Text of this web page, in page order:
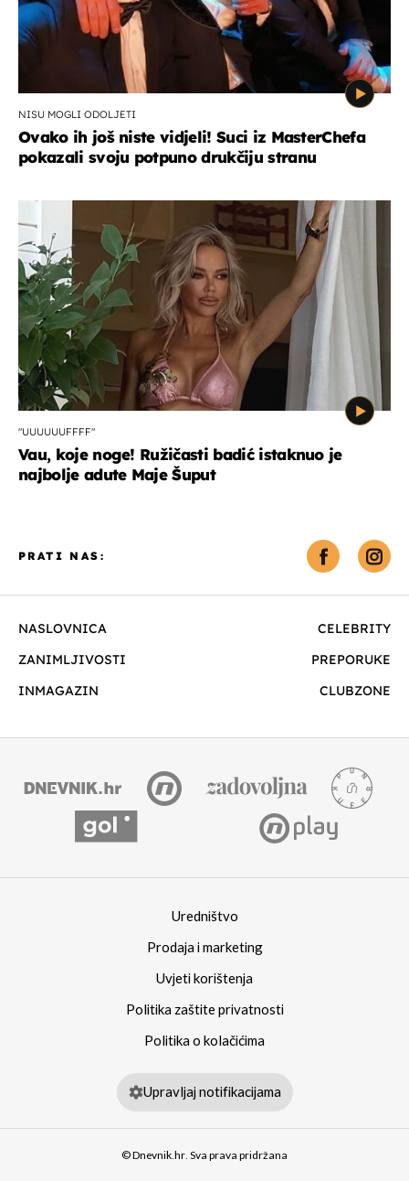
NISU MOGLI ODOLJETI
Ovako ih još niste vidjeli! Suci iz MasterChefa
pokazali svoju potpuno drukčiju stranu
"UUUUUUFFFF"
Vau, koje noge! Ružičasti badić istaknuo je
najbolje adute Maje Šuput
NASLOVNICA
CELEBRITY
ZANIMLJIVOSTI
PREPORUKE
INMAGAZIN
CLUBZONE
PRATI NAS:
Uredništvo
Prodaja i marketing
Uvjeti korištenja
Politika zaštite privatnosti
Politika o kolačićima
Upravljaj notifikacijama
© Dnevnik.hr. Sva prava pridržana